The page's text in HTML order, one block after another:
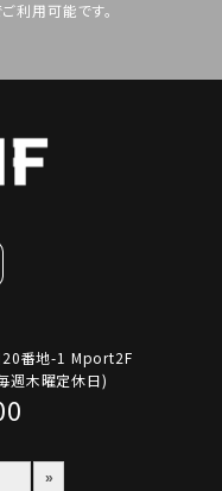
ご利用可能です。
20番地-1 Mport2F
木曜定休日)